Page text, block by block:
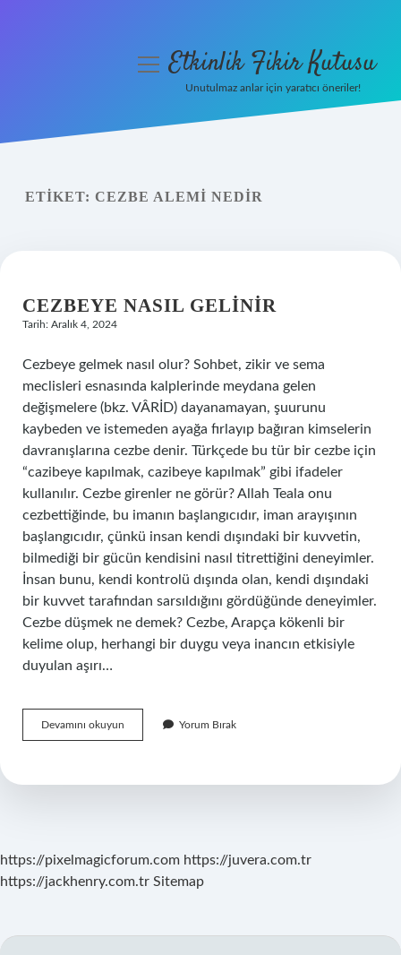
Yasal Uyarı
menüyüEtkinlik Fikir Kutusu
Unutulmaz anlar için yaratıcı öneriler!
ETIKET: CEZBE ALEMI NEDIR
CEZBEYE NASIL GELINIR
Tarih: Aralık 4, 2024
Cezbeye gelmek nasıl olur? Sohbet, zikir ve sema
meclisleri esnasında kalplerinde meydana gelen
değişmelere (bkz. VÂRİD) dayanamayan, şuurunu
kaybeden ve istemeden ayağa fırlayıp bağıran kimselerin
davranışlarına cezbe denir. Türkçede bu tür bir cezbe için
“cazibeye kapılmak, cazibeye kapılmak” gibi ifadeler
kullanılır. Cezbe girenler ne görür? Allah Teala onu
cezbettiğinde, bu imanın başlangıcıdır, iman arayışının
başlangıcıdır, çünkü insan kendi dışındaki bir kuvvetin,
bilmediği bir gücün kendisini nasıl titrettiğini deneyimler.
İnsan bunu, kendi kontrolü dışında olan, kendi dışındaki
bir kuvvet tarafından sarsıldığını gördüğünde deneyimler.
Cezbe düşmek ne demek? Cezbe, Arapça kökenli bir
kelime olup, herhangi bir duygu veya inancın etkisiyle
duyulan aşırı…
Devamını okuyun
Nasıl
Yorum Bırak
https://pixelmagicforum.com https://juvera.com.tr
https://jackhenry.com.tr Sitemap